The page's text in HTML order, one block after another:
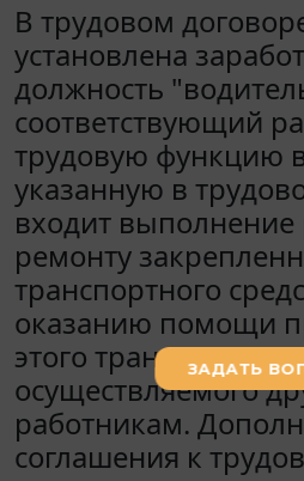
В трудовом
установлена
должность
соответствующий
трудовую функцию
указанную в
входит выполнение
ремонту
транспортного
оказанию помощи
этого
осуществляемого
работникам.
соглашения к